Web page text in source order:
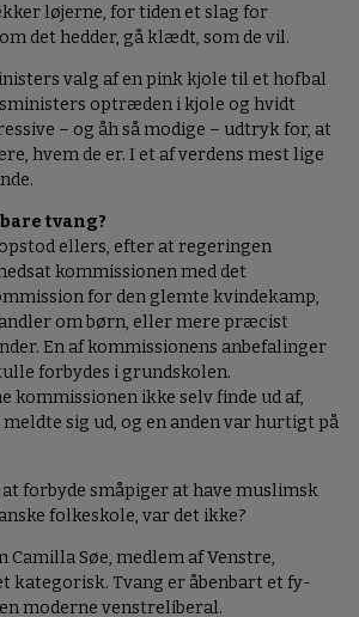
løjerne, for tiden et slag for
det hedder, gå klædt, som de vil.
valg af en pink kjole til et hofbal
optræden i kjole og hvidt
– og åh så modige – udtryk for, at
hvem de er. I et af verdens mest lige
tvang?
ellers, efter at regeringen
kommissionen med det
for den glemte kvindekamp,
om børn, eller mere præcist
En af kommissionens anbefalinger
forbydes i grundskolen.
kommissionen ikke selv finde ud af,
meldte sig ud, og en anden var hurtigt på
forbyde småpiger at have muslimsk
folkeskole, var det ikke?
Camilla Søe, medlem af Venstre,
kategorisk. Tvang er åbenbart et fy-
moderne venstreliberal.